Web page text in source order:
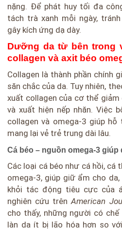
nặng. Để phát huy tối đa
tách trà xanh mỗi ngày,
gây kích ứng dạ dày.
Dưỡng da từ bên trong
collagen và axit béo
Collagen là thành phần chính
săn chắc của da. Tuy nhiên,
xuất collagen của cơ thể giảm
và xuất hiện nếp nhăn. Việc
collagen và omega-3 giúp
mang lại vẻ trẻ trung dài lâu.
Cá béo – nguồn omega-3 giúp
Các loại cá béo như cá hồi, cá
omega-3, giúp giữ ẩm cho
khỏi tác động tiêu cực của
nghiên cứu trênAmerican
cho thấy, những người có
làn da ít bị lão hóa hơn so